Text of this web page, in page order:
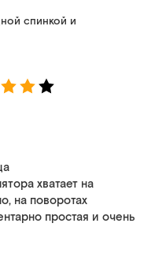
спинкой и
хватает на
на поворотах
простая и очень